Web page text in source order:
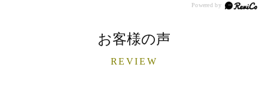
お客様の声
REVIEW